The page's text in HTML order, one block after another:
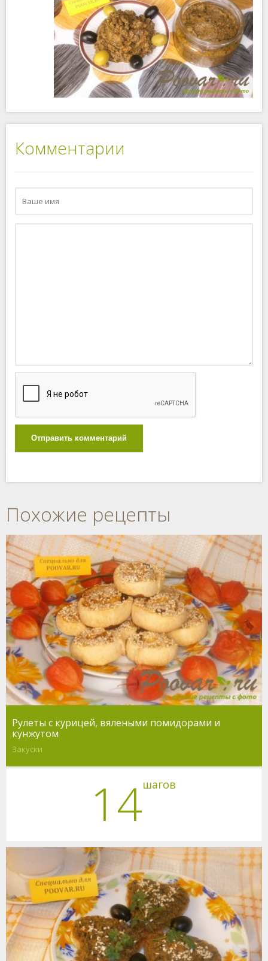
Комментарии
Отправить комментарий
Похожие рецепты
Рулеты с курицей, вялеными помидорами и
кунжутом
Закуски
14шагов